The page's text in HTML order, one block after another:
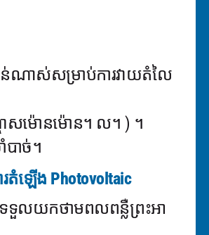
ន់ណាស់សម្រាប់ការវាយតំលៃ
រាសម៉ោនម៉ោន។ ល។ ) ។
បាច់។
តំឡើង Photovoltaic
ទទួលយកថាមពលពន្លឺព្រះអា